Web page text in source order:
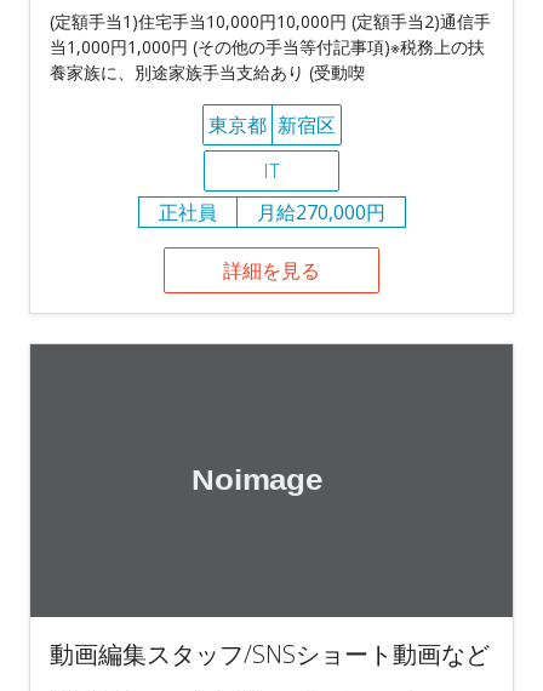
(定額手当1)住宅手当10,000円10,000円 (定額手当2)通信手
当1,000円1,000円 (その他の手当等付記事項)※税務上の扶
養家族に、別途家族手当支給あり (受動喫
東京都 新宿区
IT
正社員
月給270,000円
詳細を見る
動画編集スタッフ/SNSショート動画など